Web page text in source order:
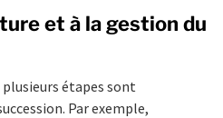
et à la gestion du
étapes sont
Par exemple,